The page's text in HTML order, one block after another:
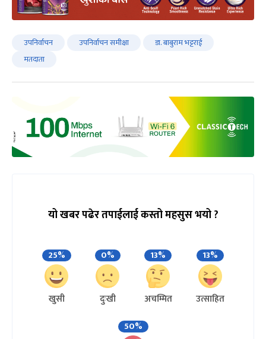
उपनिर्वाचन उपनिर्वाचन समीक्षा
डा. बाबुराम भट्टराई
मतदाता
यो खबर पढेर तपाईलाई कस्तो महसुस भयो ?
25%
खुसी
0%
दुःखी
13%
अचम्मित
13%
उत्साहित
50%